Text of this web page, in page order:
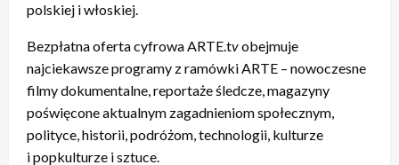
polskiej i włoskiej.
Bezpłatna oferta cyfrowa ARTE.tvobejmuje
najciekawsze programy z ramówki ARTE – nowoczesne
filmy dokumentalne, reportaże śledcze, magazyny
poświęcone aktualnym zagadnieniom społecznym,
polityce, historii, podróżom, technologii, kulturze
i popkulturze i sztuce.